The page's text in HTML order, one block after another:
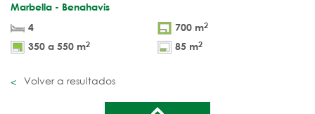
Marbella - Benahavis
4
700 m2
350 a 550 m2 85 m2
Volver a resultados